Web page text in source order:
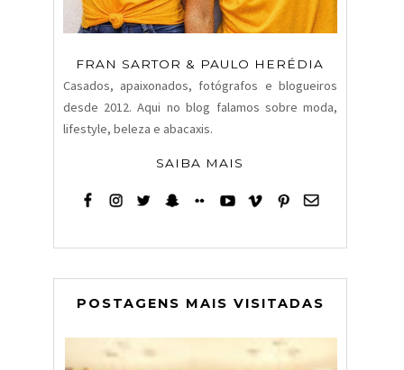
FRAN SARTOR & PAULO HERÉDIA
Casados, apaixonados, fotógrafos e blogueiros
desde 2012. Aqui no blog falamos sobre moda,
lifestyle, beleza e abacaxis.
SAIBA MAIS
POSTAGENS MAIS VISITADAS